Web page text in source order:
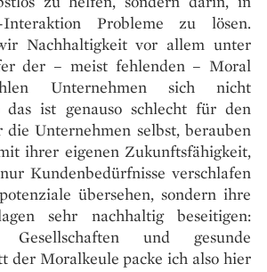
Probleme zu lösen.
Nachhaltigkeit vor allem unter
der – meist fehlenden – Moral
Unternehmen sich nicht
das ist genauso schlecht für den
Unternehmen selbst, berauben
ihrer eigenen Zukunftsfähigkeit,
Kundenbedürfnisse verschlafen
übersehen, sondern ihre
sehr nachhaltig beseitigen:
Gesellschaften und gesunde
der Moralkeule packe ich also hier